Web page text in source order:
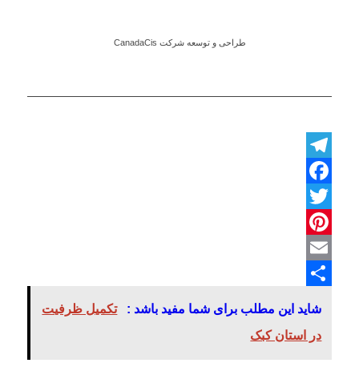
طراحی و توسعه شرکت CanadaCis
Telegram
Facebook
Twitter
Pinterest
Email
شاید این مطلب برای شما مفید باشد :
تکمیل ظرفیت
در استان کبک